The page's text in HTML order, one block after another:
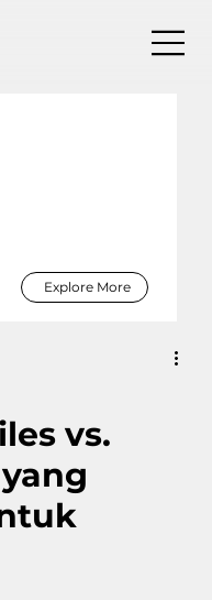
vs.
Explore More